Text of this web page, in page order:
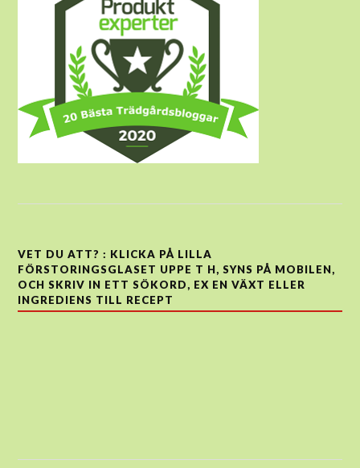
VET DU ATT? : KLICKA PÅ LILLA
FÖRSTORINGSGLASET UPPE T H, SYNS PÅ MOBILEN,
OCH SKRIV IN ETT SÖKORD, EX EN VÄXT ELLER
INGREDIENS TILL RECEPT